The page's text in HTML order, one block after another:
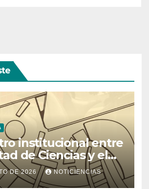
institucional entre
de Ciencias y el
de Ciencia y
DE 2026 NOTICIENCIAS